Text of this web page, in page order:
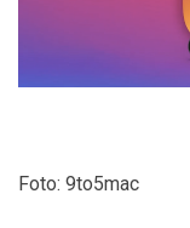
Foto: 9to5mac